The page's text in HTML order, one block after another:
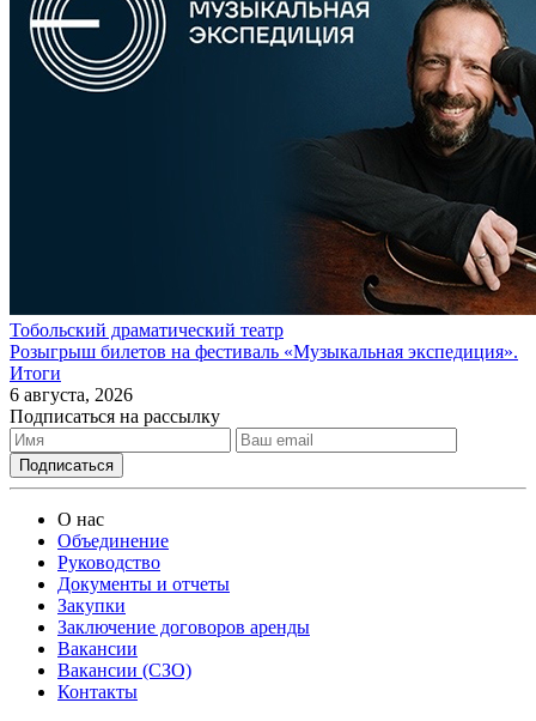
Тобольский драматический театр
Розыгрыш билетов на фестиваль «Музыкальная экспедиция».
Итоги
6 августа, 2026
Подписаться на рассылку
О нас
Объединение
Руководство
Документы и отчеты
Закупки
Заключение договоров аренды
Вакансии
Вакансии (СЗО)
Контакты